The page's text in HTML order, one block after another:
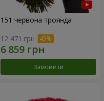
151 червона троянда
12 471 грн
Замовити